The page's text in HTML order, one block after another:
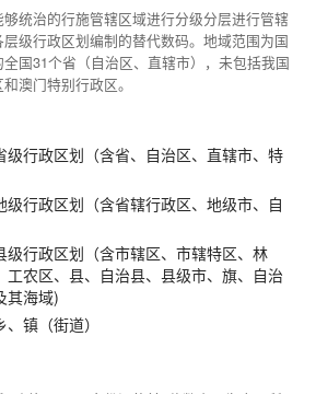
统治的行施管辖区域进行分级分层进行管辖
级行政区划编制的替代数码。地域范围为国
国31个省（自治区、直辖市），未包括我国
澳门特别行政区。
级行政区划（含省、自治区、直辖市、特
级行政区划（含省辖行政区、地级市、自
级行政区划（含市辖区、市辖特区、林
工农区、县、自治县、县级市、旗、自治
其海域)
、镇（街道）